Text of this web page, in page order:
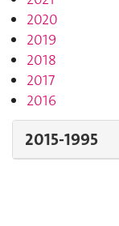
2020
2019
2018
2017
2016
2015-1995